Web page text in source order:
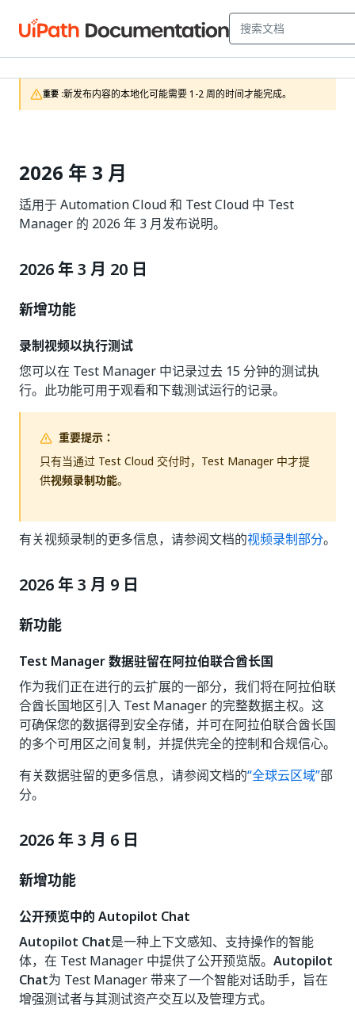
重要 :新发布内容的本地化可能需要 1-2 周的时间才能完成。
2026 年 3 月
适用于 Automation Cloud 和 Test Cloud 中 Test
Manager 的 2026 年 3 月发布说明。
2026 年 3 月 20 日
新增功能
录制视频以执行测试
您可以在 Test Manager 中记录过去 15 分钟的测试执
行。此功能可用于观看和下载测试运行的记录。
重要提示：
只有当通过 Test Cloud 交付时，Test Manager 中才提
供视频录制功能。
有关视频录制的更多信息，请参阅文档的视频录制部分。
2026 年 3 月 9 日
新功能
Test Manager 数据驻留在阿拉伯联合酋长国
作为我们正在进行的云扩展的一部分，我们将在阿拉伯联
合酋长国地区引入 Test Manager 的完整数据主权。这
可确保您的数据得到安全存储，并可在阿拉伯联合酋长国
的多个可用区之间复制，并提供完全的控制和合规信心。
有关数据驻留的更多信息，请参阅文档的“全球云区域”部
分。
2026 年 3 月 6 日
新增功能
公开预览中的 Autopilot Chat
Autopilot Chat是一种上下文感知、支持操作的智能
体，在 Test Manager 中提供了公开预览版。 Autopilot
Chat为 Test Manager 带来了一个智能对话助手，旨在
增强测试者与其测试资产交互以及管理方式。